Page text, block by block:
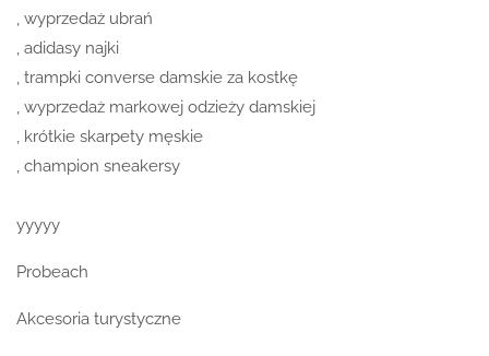
, wyprzedaż ubrań
, adidasy najki
, trampki converse damskie za kostkę
, wyprzedaż markowej odzieży damskiej
, krótkie skarpety męskie
, champion sneakersy
yyyyy
Probeach
Akcesoria turystyczne